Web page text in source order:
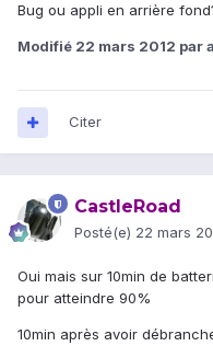
Bug ou appli en arrière
Modifié 22 mars 2012 par
Citer
CastleRoad
Posté(e) 22 mars
Oui mais sur 10min de
pour atteindre 90%
10min après avoir